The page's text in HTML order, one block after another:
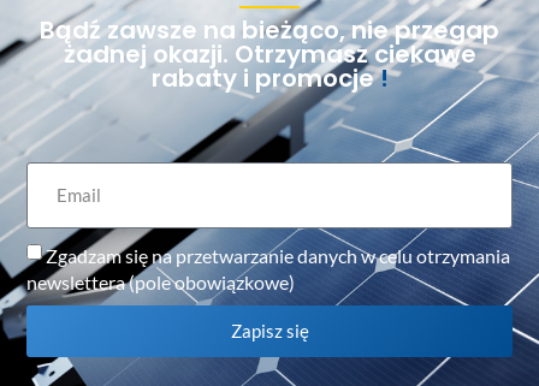
Bądź zawsze na bieżąco, nie przegap
żadnej okazji. Otrzymasz ciekawe
rabaty i promocje!
Zgadzam się na przetwarzanie danych w celu otrzymania
newslettera (pole obowiązkowe)
Zapisz się